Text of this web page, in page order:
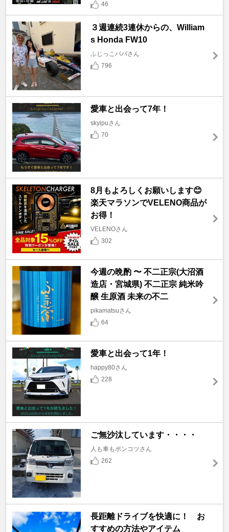
46
３週連続3連休からの、William
s Honda FW10
ふじっこパパさん
796
愛車と出会って7年！
skyipuさん
70
8月もよろしくお願いします😊
楽天マラソンでVELENO商品が
お得！
VELENOさん
302
今週の晩酌 〜 不二正宗(大沼酒
造店・宮城県) 不二正宗 純米吟
醸 生原酒 未来の不二
pikamatsuさん
64
愛車と出会って1年！
happy80さん
228
ご無沙汰しています・・・・
人も車もポンコツさん
262
長距離ドライブを快適に！ お
すすめの方法やアイテム